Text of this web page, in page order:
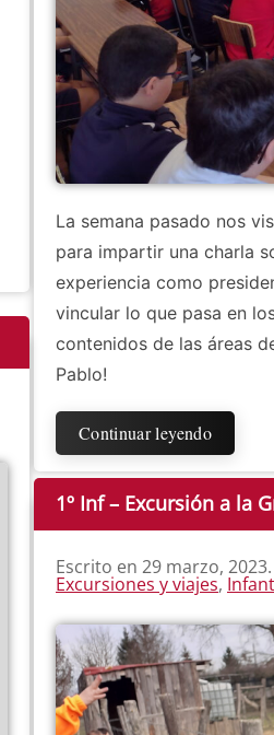
La semana pasado nos
para impartir una charla
experiencia como
vincular lo que pasa en
contenidos de las áreas
Pablo!
Continuar leyendo
1º Inf – Excursión a la
Escrito en 29 marzo, 2023
Excursiones y viajes,